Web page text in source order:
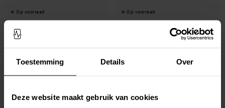
Toestemming Details Over
Deze website maakt gebruik van cookies
Op voorraad
HEPA-filter - geschikt voor Ecovacs
Deebot T30 Max
Op voorraad
10-pack stofzuigerzakken - geschikt
voor Ecovacs Deebot T30 Max